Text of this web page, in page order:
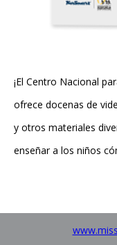
¡El Centro Nacional
ofrece docenas de
y otros materiales
enseñar a los niños